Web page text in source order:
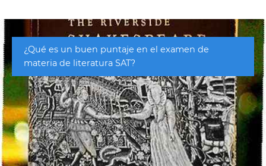
¿Qué es un buen puntaje en el examen de
materia de literatura SAT?